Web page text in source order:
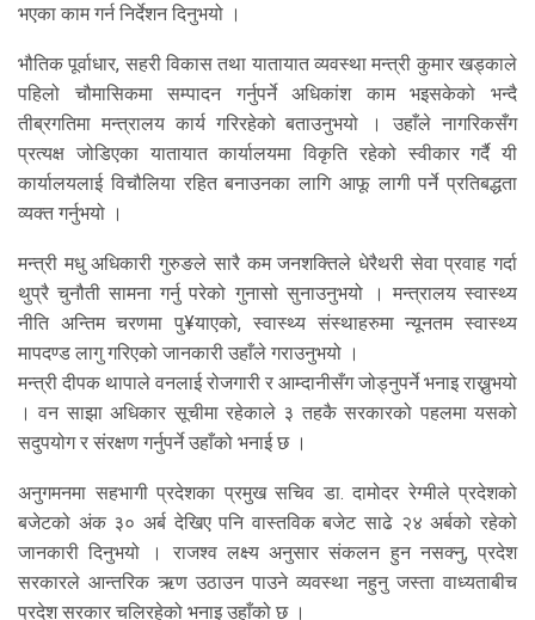
भएका काम गर्न निर्देशन दिनुभयो ।
भौतिक पूर्वाधार, सहरी विकास तथा यातायात व्यवस्था मन्त्री कुमार खड्काले
पहिलो चौमासिकमा सम्पादन गर्नुपर्ने अधिकांश काम भइसकेको भन्दै
तीब्रगतिमा मन्त्रालय कार्य गरिरहेको बताउनुभयो । उहाँले नागरिकसँग
प्रत्यक्ष जोडिएका यातायात कार्यालयमा विकृति रहेको स्वीकार गर्दै यी
कार्यालयलाई विचौलिया रहित बनाउनका लागि आफू लागी पर्ने प्रतिबद्धता
व्यक्त गर्नुभयो ।
मन्त्री मधु अधिकारी गुरुङले सारै कम जनशक्तिले धेरैथरी सेवा प्रवाह गर्दा
थुप्रै चुनौती सामना गर्नु परेको गुनासो सुनाउनुभयो । मन्त्रालय स्वास्थ्य
नीति अन्तिम चरणमा पु¥याएको, स्वास्थ्य संस्थाहरुमा न्यूनतम स्वास्थ्य
मापदण्ड लागु गरिएको जानकारी उहाँले गराउनुभयो ।
मन्त्री दीपक थापाले वनलाई रोजगारी र आम्दानीसँग जोड्नुपर्ने भनाइ राख्नुभयो
। वन साझा अधिकार सूचीमा रहेकाले ३ तहकै सरकारको पहलमा यसको
सदुपयोग र संरक्षण गर्नुपर्ने उहाँको भनाई छ ।
अनुगमनमा सहभागी प्रदेशका प्रमुख सचिव डा. दामोदर रेग्मीले प्रदेशको
बजेटको अंक ३० अर्ब देखिए पनि वास्तविक बजेट साढे २४ अर्बको रहेको
जानकारी दिनुभयो । राजश्व लक्ष्य अनुसार संकलन हुन नसक्नु, प्रदेश
सरकारले आन्तरिक ऋण उठाउन पाउने व्यवस्था नहुनु जस्ता वाध्यताबीच
प्रदेश सरकार चलिरहेको भनाइ उहाँको छ ।